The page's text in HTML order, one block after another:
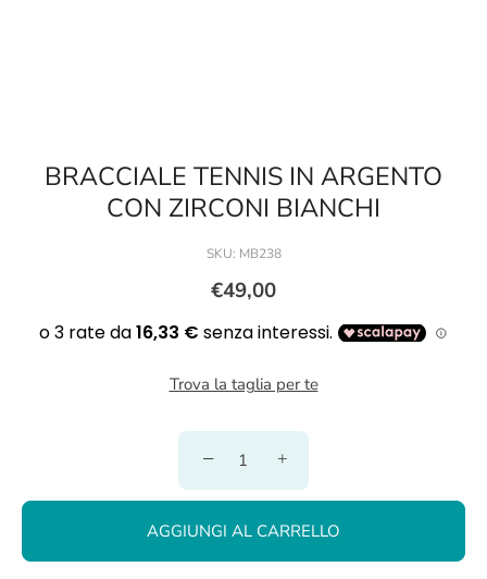
BRACCIALE TENNIS IN ARGENTO
CON ZIRCONI BIANCHI
SKU: MB238
€49,00
Trova la taglia per te
− +
AGGIUNGI AL CARRELLO